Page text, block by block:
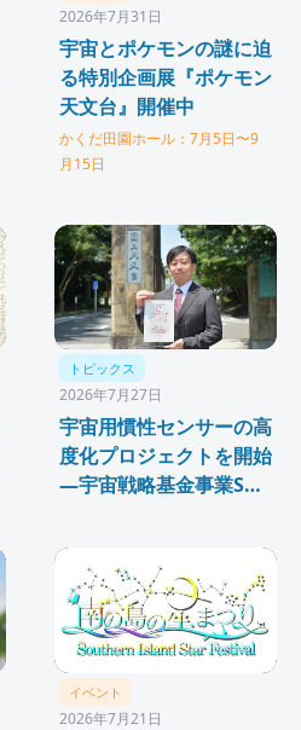
2026年7月31日
宇宙とポケモンの謎に迫
る特別企画展『ポケモン
天文台』開催中
かくだ田園ホール：7月5日〜9
月15日
トピックス
2026年7月27日
宇宙用慣性センサーの高
度化プロジェクトを開始
—宇宙戦略基金事業SX
ARK」に採択
イベント
2026年7月21日